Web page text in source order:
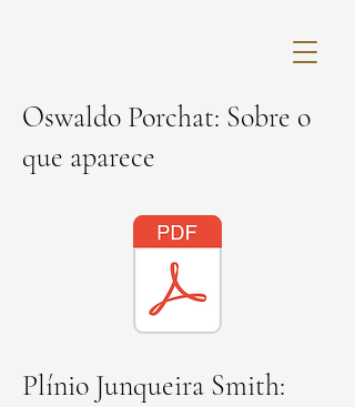
Oswaldo Porchat: Sobre o
que aparece
Plínio Junqueira Smith: